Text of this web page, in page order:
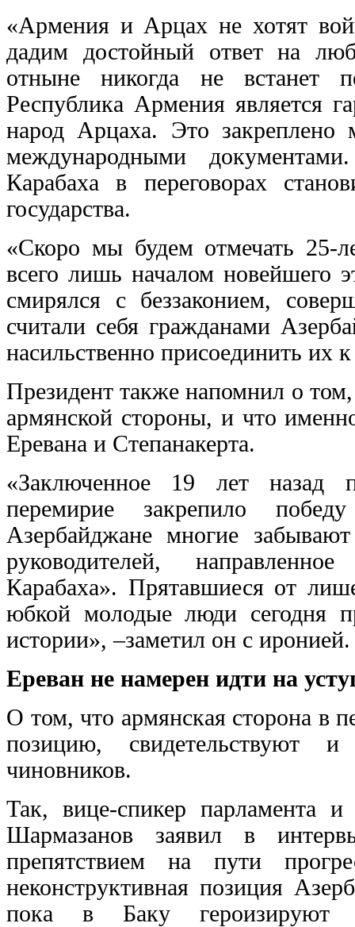
«Армения и Арцах не хотят
дадим достойный ответ на
отныне никогда не встанет
Республика Армения является
народ Арцаха. Это закреплено
международными
Карабаха в переговорах
государства.
«Скоро мы будем отмечать 25-
всего лишь началом новейшего
смирялся с беззаконием,
считали себя гражданами
насильственно присоединить их
Президент также напомнил о том,
армянской стороны, и что
Еревана и Степанакерта.
«Заключенное 19 лет назад
перемирие закрепило
Азербайджане многие
руководителей,
Карабаха». Прятавшиеся от
юбкой молодые люди сегодня
истории», –заметил он с иронией.
Ереван не намерен идти на
О том, что армянская сторона в
позицию, свидетельствуют и
чиновников.
Так, вице-спикер парламента
Шармазанов заявил в
препятствием на пути
неконструктивная позиция
пока в Баку